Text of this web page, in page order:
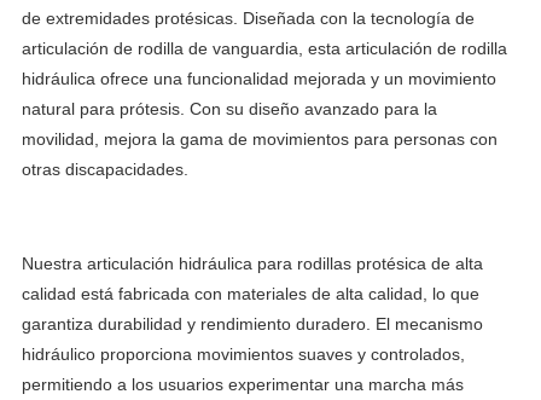
de extremidades protésicas. Diseñada con la tecnología de
articulación de rodilla de vanguardia, esta articulación de rodilla
hidráulica ofrece una funcionalidad mejorada y un movimiento
natural para prótesis. Con su diseño avanzado para la
movilidad, mejora la gama de movimientos para personas con
otras discapacidades.
Nuestra articulación hidráulica para rodillas protésica de alta
calidad está fabricada con materiales de alta calidad, lo que
garantiza durabilidad y rendimiento duradero. El mecanismo
hidráulico proporciona movimientos suaves y controlados,
permitiendo a los usuarios experimentar una marcha más